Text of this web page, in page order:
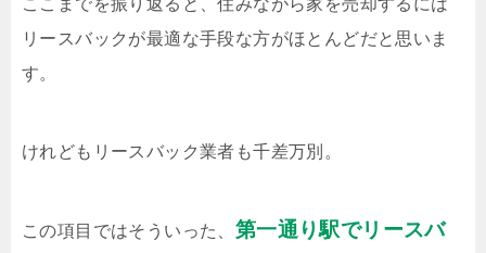
ここまでを振り返ると、住みながら家を売却するには
リースバックが最適な手段な方がほとんどだと思いま
す。
けれどもリースバック業者も千差万別。
この項目ではそういった、 第一通り駅でリースバ